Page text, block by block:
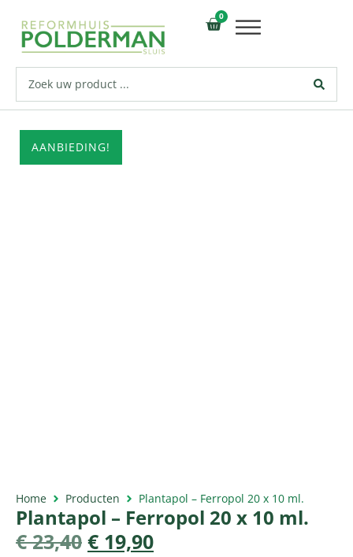
0
AANBIEDING!
Home Producten Plantapol – Ferropol 20 x 10 ml.
Plantapol – Ferropol 20 x 10 ml.
€23,40 € 19,90